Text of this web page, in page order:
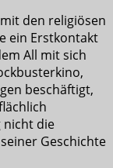
den religiösen
ein Erstkontakt
All mit sich
beschäftigt,
nicht die
Geschichte